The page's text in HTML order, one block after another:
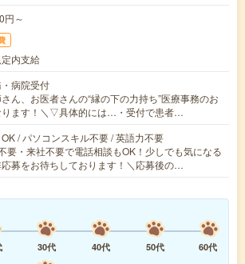
円～
内支給
病院受付
さん、お医者さんの“縁の下の力持ち”医療事務のお
ります！＼▽具体的には…・受付で患者…
/ パソコンスキル不要 / 英語力不要
要・来社不要で電話相談もOK！少しでも気になる
募をお待ちしております！＼応募後の…
30代 40代 50代
60代